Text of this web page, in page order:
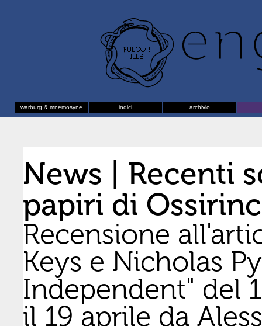
warburg & mnemosyne indici archivio
News | Recenti
papiri di
Recensione
Keys e Nicholas
Independent" del
il 19 aprile da